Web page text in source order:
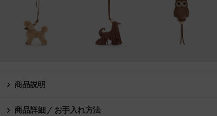
商品説明
商品詳細 / お手入れ方法